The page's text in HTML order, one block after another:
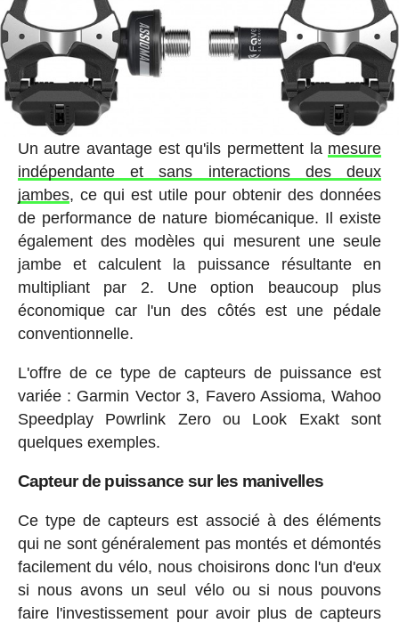
Un autre avantage est qu'ils permettent la mesure
indépendante et sans interactions des deux
jambes, ce qui est utile pour obtenir des données
de performance de nature biomécanique. Il existe
également des modèles qui mesurent une seule
jambe et calculent la puissance résultante en
multipliant par 2. Une option beaucoup plus
économique car l'un des côtés est une pédale
conventionnelle.
L'offre de ce type de capteurs de puissance est
variée : Garmin Vector 3, Favero Assioma, Wahoo
Speedplay Powrlink Zero ou Look Exakt sont
quelques exemples.
Capteur de puissance sur les manivelles
Ce type de capteurs est associé à des éléments
qui ne sont généralement pas montés et démontés
facilement du vélo, nous choisirons donc l'un d'eux
si nous avons un seul vélo ou si nous pouvons
faire l'investissement pour avoir plus de capteurs